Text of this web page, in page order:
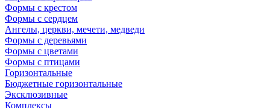
Формы с крестом
Формы с сердцем
Ангелы, церкви, мечети, медведи
Формы с деревьями
Формы с цветами
Формы с птицами
Горизонтальные
Бюджетные горизонтальные
Эксклюзивные
Комплексы